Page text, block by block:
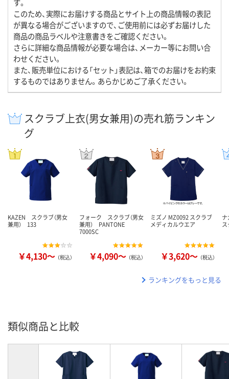
す。
このため、実際にお届けする商品とサイト上の商品情報の表記
が異なる場合がございますので、ご使用前には必ずお届けした
商品の商品ラベルや注意書きをご確認ください。
さらに詳細な商品情報が必要な場合は、メーカー等にお問い合
わせください。
また、販売単位における「セット」表記は、箱でのお届けをお約束
するものではありません。あらかじめご了承ください。
スクラブ上衣(男女兼用)の売れ筋ランキン
グ
KAZEN スクラブ（男女
兼用） 133
￥4,130～ （税込）
フォーク スクラブ（男女
兼用） PANTONE
7000SC
￥4,090～ （税込）
ミズノ MZ0092 スクラブ
メディカルウエア
￥3,620～ （税込）
ランキングをもっと見る
類似商品と比較